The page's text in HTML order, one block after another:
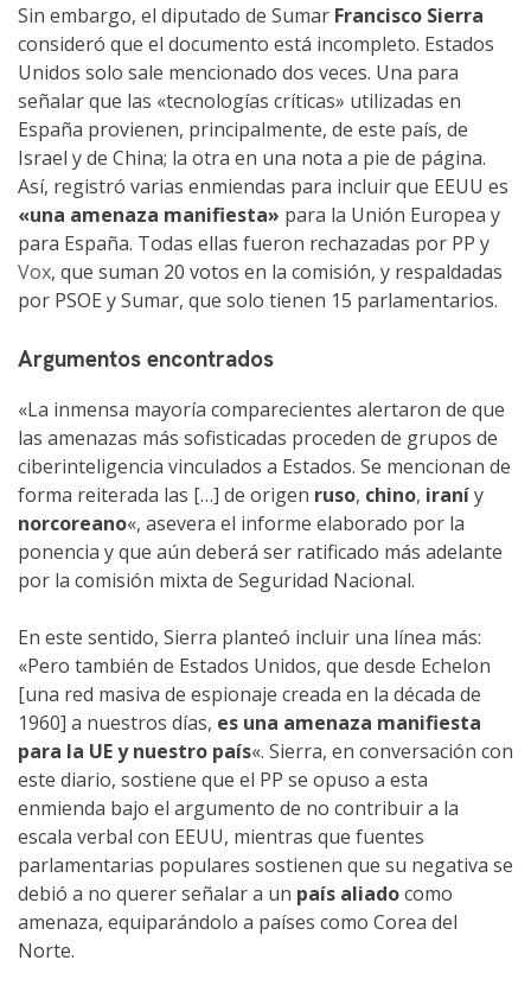
Sin embargo, el diputado de Sumar Francisco Sierra
consideró que el documento está incompleto. Estados
Unidos solo sale mencionado dos veces. Una para
señalar que las «tecnologías críticas» utilizadas en
España provienen, principalmente, de este país, de
Israel y de China; la otra en una nota a pie de página.
Así, registró varias enmiendas para incluir que EEUU es
«una amenaza manifiesta» para la Unión Europea y
para España. Todas ellas fueron rechazadas por PP y
Vox, que suman 20 votos en la comisión, y respaldadas
por PSOE y Sumar, que solo tienen 15 parlamentarios.
Argumentos encontrados
«La inmensa mayoría comparecientes alertaron de que
las amenazas más sofisticadas proceden de grupos de
ciberinteligencia vinculados a Estados. Se mencionan de
forma reiterada las […] de origen ruso, chino, iraníy
norcoreano«, asevera el informe elaborado por la
ponencia y que aún deberá ser ratificado más adelante
por la comisión mixta de Seguridad Nacional.
En este sentido, Sierra planteó incluir una línea más:
«Pero también de Estados Unidos, que desde Echelon
[una red masiva de espionaje creada en la década de
1960] a nuestros días, es una amenaza manifiesta
para la UE y nuestro país«. Sierra, en conversación con
este diario, sostiene que el PP se opuso a esta
enmienda bajo el argumento de no contribuir a la
escala verbal con EEUU, mientras que fuentes
parlamentarias populares sostienen que su negativa se
debió a no querer señalar a un país aliadocomo
amenaza, equiparándolo a países como Corea del
Norte.